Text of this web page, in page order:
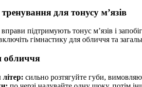
для тонусу м’язів
вправи підтримують тонус м’язів і
гімнастику для обличчя та
обличчя
сильно розтягуйте губи,